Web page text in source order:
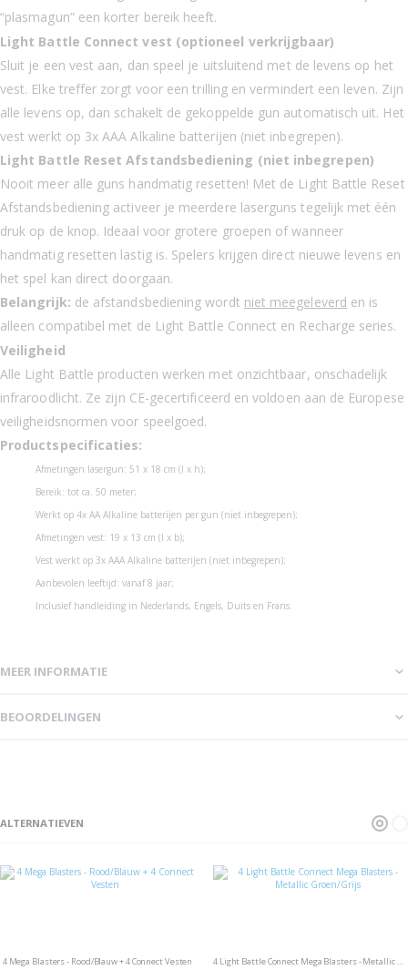
“plasmagun” een korter bereik heeft.
Light Battle Connect vest (optioneel verkrijgbaar)
Sluit je een vest aan, dan speel je uitsluitend met de levens op het
vest. Elke treffer zorgt voor een trilling en vermindert een leven. Zijn
alle levens op, dan schakelt de gekoppelde gun automatisch uit. Het
vest werkt op 3x AAA Alkaline batterijen (niet inbegrepen).
Light Battle Reset Afstandsbediening (niet inbegrepen)
Nooit meer alle guns handmatig resetten! Met de Light Battle Reset
Afstandsbediening activeer je meerdere laserguns tegelijk met één
druk op de knop. Ideaal voor grotere groepen of wanneer
handmatig resetten lastig is. Spelers krijgen direct nieuwe levens en
het spel kan direct doorgaan.
Belangrijk: de afstandsbediening wordt niet meegeleverd en is
alleen compatibel met de Light Battle Connect en Recharge series.
Veiligheid
Alle Light Battle producten werken met onzichtbaar, onschadelijk
infraroodlicht. Ze zijn CE-gecertificeerd en voldoen aan de Europese
veiligheidsnormen voor speelgoed.
Productspecificaties:
Afmetingen lasergun: 51 x 18 cm (l x h);
Bereik: tot ca. 50 meter;
Werkt op 4x AA Alkaline batterijen per gun (niet inbegrepen);
Afmetingen vest: 19 x 13 cm (l x b);
Vest werkt op 3x AAA Alkaline batterijen (niet inbegrepen);
Aanbevolen leeftijd: vanaf 8 jaar;
Inclusief handleiding in Nederlands, Engels, Duits en Frans.
MEER INFORMATIE
BEOORDELINGEN
ALTERNATIEVEN
4 Mega Blasters - Rood/Blauw + 4 Connect Vesten 4 Light Battle Connect Mega Blasters - Metallic Groen/Grijs